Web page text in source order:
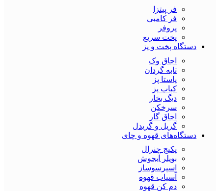
فر پیتزا
فر کامبی
پروفر
پخت سریع
دستگاه‌ پخت و پز
اجاق وک
تابه گردان
پاستا پز
کباب پز
دیگ بخار
سرخکن
اجاق گاز
گریل و گریدل
دستگاه‌های قهوه و چای
پکیج جنرال
بویلر آبجوش
اسپرسوساز
آسیاب قهوه
دم کن قهوه